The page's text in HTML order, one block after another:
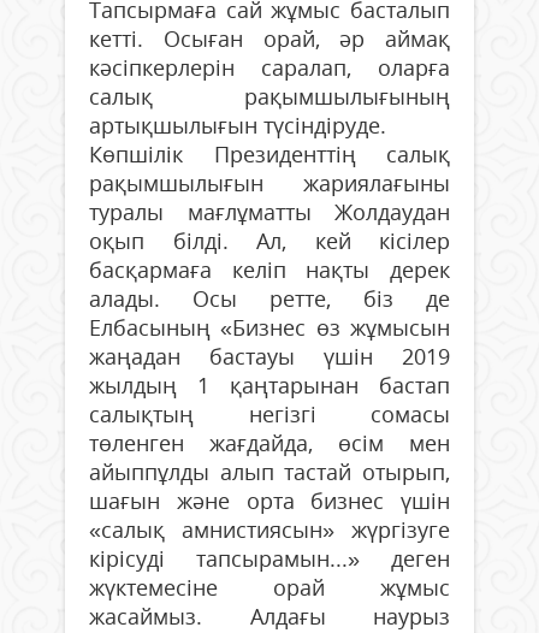
Тапсырмаға сай жұмыс басталып
кетті. Осыған орай, әр аймақ
кәсіпкерлерін саралап, оларға
салық рақымшылығының
артықшылығын түсіндіруде.
Көпшілік Президенттің салық
рақымшылығын жариялағыны
туралы мағлұматты Жолдаудан
оқып білді. Ал, кей кісілер
басқармаға келіп нақты дерек
алады. Осы ретте, біз де
Елбасының «Бизнес өз жұмысын
жаңадан бастауы үшін 2019
жылдың 1 қаңтарынан бастап
салықтың негізгі сомасы
төленген жағдайда, өсім мен
айыппұлды алып тастай отырып,
шағын және орта бизнес үшін
«салық амнистиясын» жүргізуге
кірісуді тапсырамын...» деген
жүктемесіне орай жұмыс
жасаймыз. Алдағы наурыз